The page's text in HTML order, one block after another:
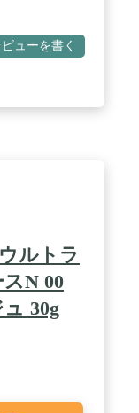
ビューを書く
ルトラ
N 00
30g